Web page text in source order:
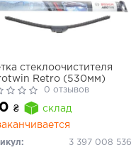
стеклоочистителя
Retro (530мм)
0 отзывов
₴
склад
3 397 008 536